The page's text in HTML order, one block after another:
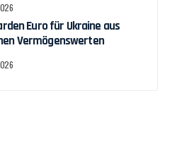
Euro für Ukraine aus
Vermögenswerten